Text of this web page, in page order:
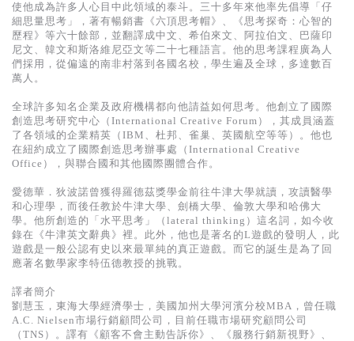
使他成為許多人心目中此領域的泰斗。三十多年來他率先倡導「仔
細思量思考」，著有暢銷書《六頂思考帽》、《思考探奇：心智的
歷程》等六十餘部，並翻譯成中文、希伯來文、阿拉伯文、巴薩印
尼文、韓文和斯洛維尼亞文等二十七種語言。他的思考課程廣為人
們採用，從偏遠的南非村落到各國名校，學生遍及全球，多達數百
萬人。
全球許多知名企業及政府機構都向他請益如何思考。他創立了國際
創造思考研究中心（International Creative Forum），其成員涵蓋
了各領域的企業精英（IBM、杜邦、雀巢、英國航空等等）。他也
在紐約成立了國際創造思考辦事處（International Creative
Office），與聯合國和其他國際團體合作。
愛德華．狄波諾曾獲得羅德茲獎學金前往牛津大學就讀，攻讀醫學
和心理學，而後任教於牛津大學、劍橋大學、倫敦大學和哈佛大
學。他所創造的「水平思考」（lateral thinking）這名詞，如今收
錄在《牛津英文辭典》裡。此外，他也是著名的L遊戲的發明人，此
遊戲是一般公認有史以來最單純的真正遊戲。而它的誕生是為了回
應著名數學家李特伍德教授的挑戰。
譯者簡介
劉慧玉，東海大學經濟學士，美國加州大學河濱分校MBA，曾任職
A.C. Nielsen市場行銷顧問公司，目前任職市場研究顧問公司
（TNS）。譯有《顧客不會主動告訴你》、《服務行銷新視野》、